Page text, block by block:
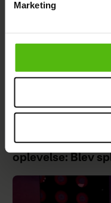
Marketing
Szhirley fortæller
oplevelse: Blev